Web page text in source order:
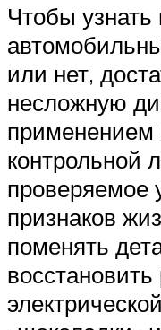
Чтобы узнать
или нет,
несложную
применением
контрольной
проверяемое
признаков
поменять